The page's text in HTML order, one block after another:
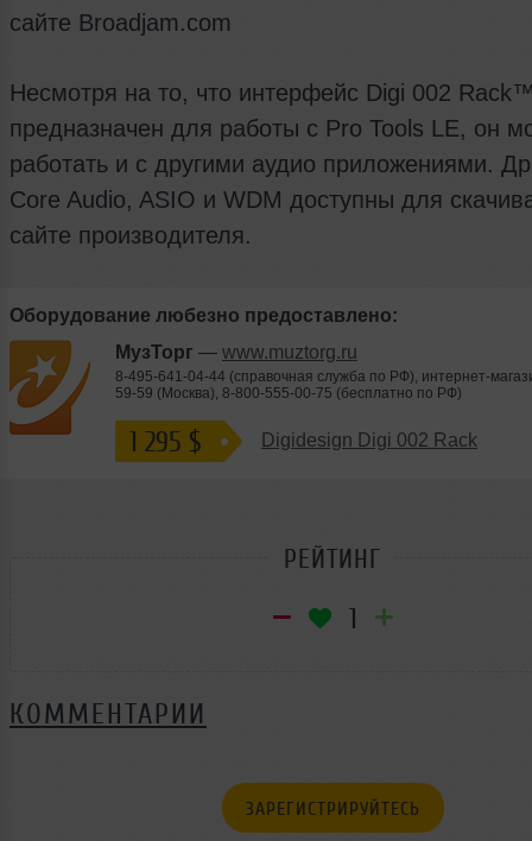
сайте Broadjam.com
Несмотря на то, что интерфейс Digi 002
предназначен для работы с Pro Tools LE, он
работать и с другими аудио приложениями.
Core Audio, ASIO и WDM доступны для
сайте производителя.
Оборудование любезно предоставлено:
МузТорг — www.muztorg.ru
8-495-641-04-44 (справочная служба по РФ), интернет-
59-59 (Москва), 8-800-555-00-75 (бесплатно по РФ)
1 295 $ Digidesign Digi 002 Rack
РЕЙТИНГ
1
КОММЕНТАРИИ
ЗАРЕГИСТРИРУЙТЕСЬ